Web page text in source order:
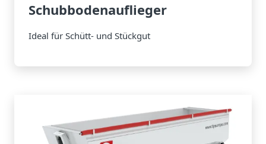
Schubbodenauflieger
Ideal für Schütt- und Stückgut